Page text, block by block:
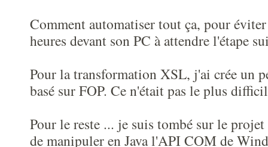
Comment automatiser tout ça, pour éviter
heures devant son PC à attendre l'étape
Pour la transformation XSL, j'ai crée un
basé sur FOP. Ce n'était pas le plus
Pour le reste ... je suis tombé sur le
de manipuler en Java l'API COM de